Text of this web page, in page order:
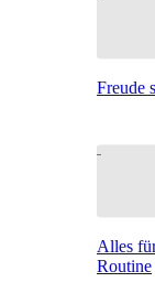
Freude
Alles
Routine